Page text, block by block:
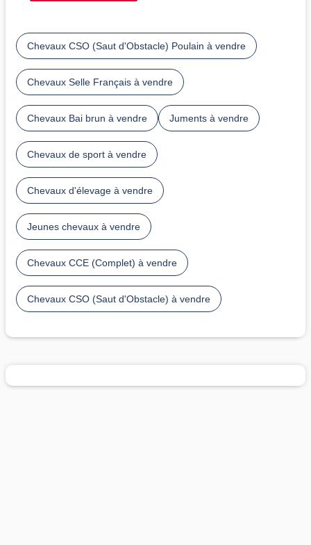
Chevaux CSO (Saut d'Obstacle) Poulain à vendre
Chevaux Selle Français à vendre
Chevaux Bai brun à vendre Juments à vendre
Chevaux de sport à vendre
Chevaux d'élevage à vendre
Jeunes chevaux à vendre
Chevaux CCE (Complet) à vendre
Chevaux CSO (Saut d'Obstacle) à vendre